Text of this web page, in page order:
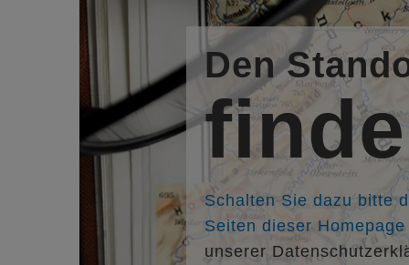
Den
Schalten Sie dazu bitte
Seiten dieser
unserer